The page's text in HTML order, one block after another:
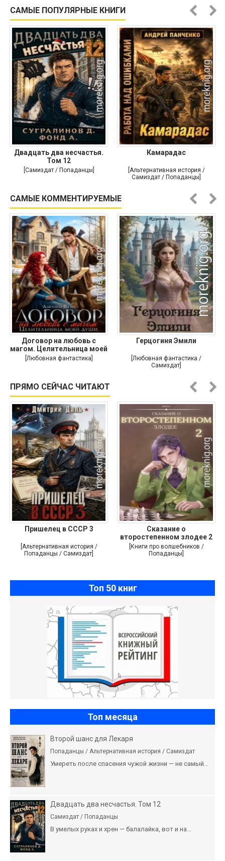
САМЫЕ ПОПУЛЯРНЫЕ КНИГИ
Двадцать два несчастья.
Том 12
[Самиздат / Попаданцы]
Камарадас
[Альтернативная история /
Самиздат / Попаданцы]
САМЫЕ КОММЕНТИРУЕМЫЕ
Договор на любовь с
магом. Целительница моей
души
[Любовная фантастика]
Герцогиня Эмили
[Любовная фантастика /
Самиздат]
ПРЯМО СЕЙЧАС ЧИТАЮТ
Пришелец в СССР 3
[Альтернативная история /
Попаданцы / Самиздат]
Сказание о
второстепенном злодее 2
[Книги про волшебников /
Попаданцы]
Топ 50 книг
Топ месяца
Второй шанс для Лекаря
Попаданцы / Альтернативная история / Самиздат
Умереть после спасения чужой жизни — не самый...
Двадцать два несчастья. Том 12
Самиздат / Попаданцы
В умелых руках и хрен — балалайка, вот и на...